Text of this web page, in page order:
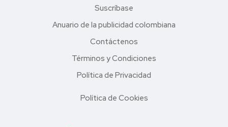
Suscríbase
Anuario de la publicidad colombiana
Contáctenos
Términos y Condiciones
Política de Privacidad
Política de Cookies